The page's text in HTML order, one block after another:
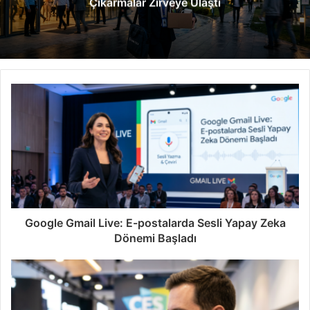
i
Google Gmail Live: E-postalarda Sesli Yapay Zeka
Dönemi Başladı